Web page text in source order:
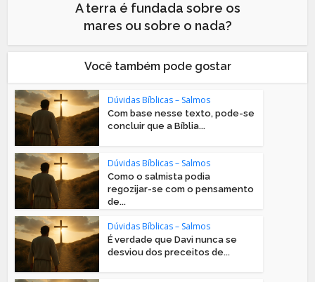
A terra é fundada sobre os
mares ou sobre o nada?
Você também pode gostar
Dúvidas Bíblicas – Salmos
Com base nesse texto, pode-se
concluir que a Bíblia...
Dúvidas Bíblicas – Salmos
Como o salmista podia
regozijar-se com o pensamento
de...
Dúvidas Bíblicas – Salmos
É verdade que Davi nunca se
desviou dos preceitos de...